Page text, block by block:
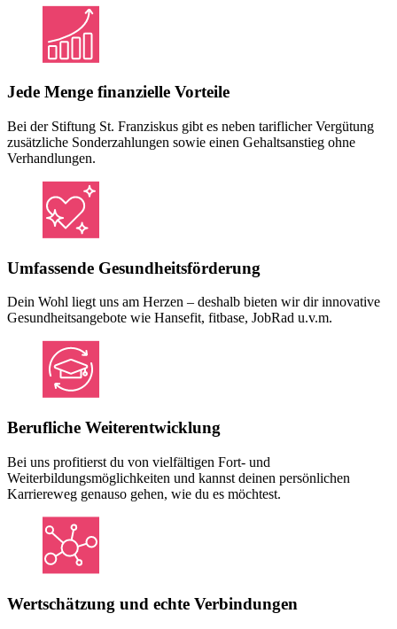
Jede Menge finanzielle Vorteile
Bei der Stiftung St. Franziskus gibt es neben tariflicher Vergütung
zusätzliche Sonderzahlungen sowie einen Gehaltsanstieg ohne
Verhandlungen.
Umfassende Gesundheitsförderung
Dein Wohl liegt uns am Herzen – deshalb bieten wir dir innovative
Gesundheitsangebote wie Hansefit, fitbase, JobRad u.v.m.
Berufliche Weiterentwicklung
Bei uns profitierst du von vielfältigen Fort- und
Weiterbildungsmöglichkeiten und kannst deinen persönlichen
Karriereweg genauso gehen, wie du es möchtest.
Wertschätzung und echte Verbindungen